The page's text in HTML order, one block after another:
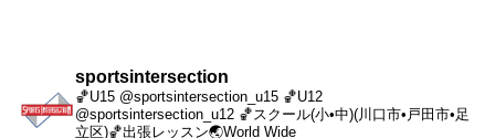
sportsintersection
🏀U15 @sportsintersection_u15 🏀U12
@sportsintersection_u12 🏀スクール(小•中)(川口市•戸田市•足
立区)🏀出張レッスン🌏World Wide